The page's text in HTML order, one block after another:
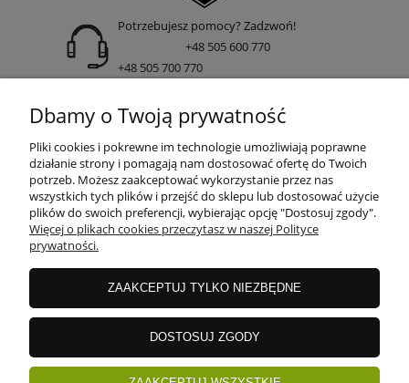
Potrzebujesz pomocy? Zadzwoń!
+48 505 600 770
+48 505 700 770
ul. Nakielska 266 85-391 Bydgoszcz
INFORMACJE
DOSTAWA I PŁATNOŚCI
GWARANCJE I ZWROTY
Dbamy o Twoją prywatność
Pliki cookies i pokrewne im technologie umożliwiają poprawne
działanie strony i pomagają nam dostosować ofertę do Twoich
potrzeb. Możesz zaakceptować wykorzystanie przez nas
wszystkich tych plików i przejść do sklepu lub dostosować użycie
plików do swoich preferencji, wybierając opcję "Dostosuj zgody".
Więcej o plikach cookies przeczytasz w naszej Polityce
prywatności.
ZAAKCEPTUJ TYLKO NIEZBĘDNE
DOSTOSUJ ZGODY